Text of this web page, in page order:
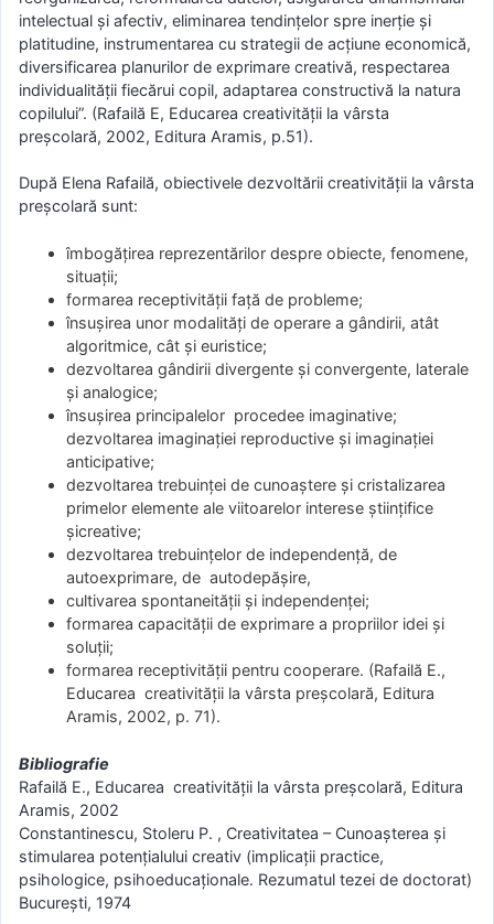
intelectual şi afectiv, eliminarea tendinţelor spre inerţie şi
platitudine, instrumentarea cu strategii de acţiune economică,
diversificarea planurilor de exprimare creativă, respectarea
individualităţii fiecărui copil, adaptarea constructivă la natura
copilului”. (Rafailă E, Educarea creativităţii la vârsta
preşcolară, 2002, Editura Aramis, p.51).
După Elena Rafailă, obiectivele dezvoltării creativității la vârsta
preşcolară sunt:
îmbogăţirea reprezentărilor despre obiecte, fenomene,
situaţii;
formarea receptivităţii faţă de probleme;
însuşirea unor modalităţi de operare a gândirii, atât
algoritmice, cât şi euristice;
dezvoltarea gândirii divergente şi convergente, laterale
şi analogice;
însuşirea principalelor procedee imaginative;
dezvoltarea imaginaţiei reproductive şi imaginaţiei
anticipative;
dezvoltarea trebuinţei de cunoaştere şi cristalizarea
primelor elemente ale viitoarelor interese ştiinţifice
şicreative;
dezvoltarea trebuinţelor de independenţă, de
autoexprimare, de autodepăşire,
cultivarea spontaneităţii şi independenţei;
formarea capacităţii de exprimare a propriilor idei şi
soluţii;
formarea receptivităţii pentru cooperare. (Rafailă E.,
Educarea creativităţii la vârsta preşcolară, Editura
Aramis, 2002, p. 71).
Bibliografie
Rafailă E., Educarea creativităţii la vârsta preşcolară, Editura
Aramis, 2002
Constantinescu, Stoleru P. , Creativitatea – Cunoaşterea şi
stimularea potenţialului creativ (implicaţii practice,
psihologice, psihoeducaţionale. Rezumatul tezei de doctorat)
Bucureşti, 1974